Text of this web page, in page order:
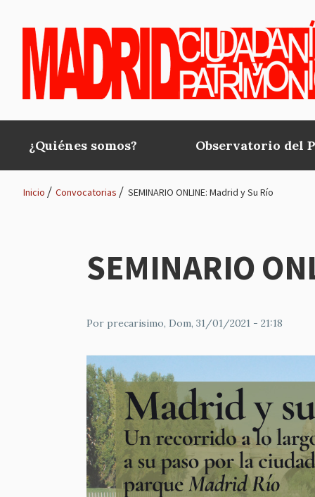
Main
navigation
¿Quiénes somos? Observatorio del
Inicio Convocatorias SEMINARIO ONLINE: Madrid y Su Río
SEMINARIO
Por precarisimo, Dom, 31/01/2021 - 21:18